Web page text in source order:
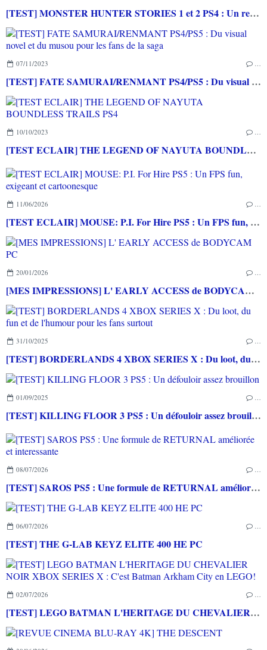
[TEST] MONSTER HUNTER STORIES 1 et 2 PS4 : Un retour des chevaucheurs de monstres sublime et passionnant
07/11/2023
[TEST] FATE SAMURAI/RENMANT PS4/PS5 : Du visual novel et du musou pour les fans de la saga
10/10/2023
[TEST ECLAIR] THE LEGEND OF NAYUTA BOUNDLESS TRAILS PS4
11/06/2026
[TEST ECLAIR] MOUSE: P.I. For Hire PS5 : Un FPS fun, exigeant et cartoonesque
20/01/2026
[MES IMPRESSIONS] L' EARLY ACCESS de BODYCAM PC
31/10/2025
[TEST] BORDERLANDS 4 XBOX SERIES X : Du loot, du fun et de l'humour pour les fans surtout
01/09/2025
[TEST] KILLING FLOOR 3 PS5 : Un défouloir assez brouillon
08/07/2026
[TEST] SAROS PS5 : Une formule de RETURNAL améliorée et interessante
06/07/2026
[TEST] THE G-LAB KEYZ ELITE 400 HE PC
02/07/2026
[TEST] LEGO BATMAN L'HERITAGE DU CHEVALIER NOIR XBOX SERIES X : C'est Batman Arkham City en LEGO!